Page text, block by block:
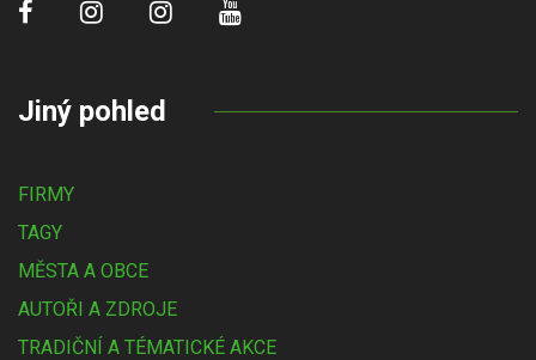
Jiný pohled
FIRMY
TAGY
MĚSTA A OBCE
AUTOŘI A ZDROJE
TRADIČNÍ A TÉMATICKÉ AKCE